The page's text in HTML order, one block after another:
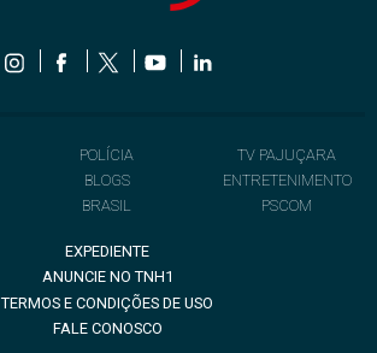
POLÍCIA
BLOGS
BRASIL
TV PAJUÇARA
ENTRETENIMENTO
PSCOM
EXPEDIENTE
ANUNCIE NO TNH1
TERMOS E CONDIÇÕES DE USO
FALE CONOSCO